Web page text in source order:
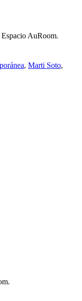
AuRoom.
, Marti Soto,